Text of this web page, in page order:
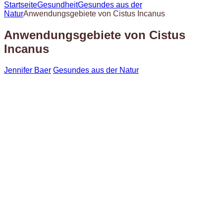
StartseiteGesundheitGesundes aus der
NaturAnwendungsgebiete von Cistus Incanus
Anwendungsgebiete von Cistus
Incanus
Jennifer Baer Gesundes aus der Natur